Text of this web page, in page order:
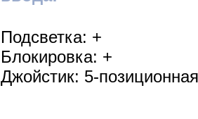
Подсветка: +
Блокировка: +
Джойстик: 5-